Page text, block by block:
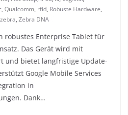
, Qualcomm, rfid, Robuste Hardware,
zebra, Zebra DNA
robustes Enterprise Tablet für
Das Gerät wird mit
und bietet langfristige Update-
Google Mobile Services
in
Dank…